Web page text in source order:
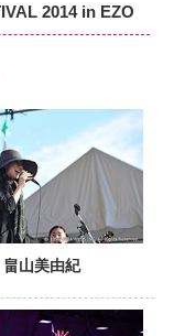
2014 in EZO
畠山美由紀